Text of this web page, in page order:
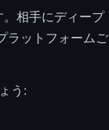
相手にディープ
ラットフォームご
う: